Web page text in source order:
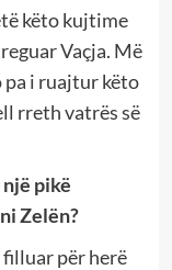
këto kujtime
Vaçja. Më
pa i ruajtur këto
rreth vatrës së
pikë
Zelën?
për herë